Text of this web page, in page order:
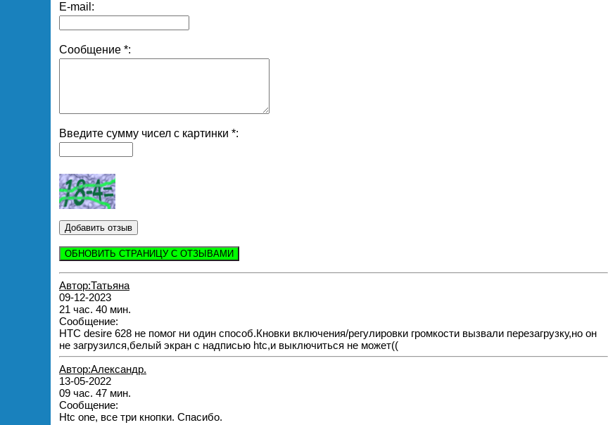
E-mail:
Сообщение *:
Введите сумму чисел с картинки *:
ОБНОВИТЬ СТРАНИЦУ С ОТЗЫВАМИ
Автор:Татьяна
09-12-2023
21 час. 40 мин.
Сообщение:
HTC desire 628 не помог ни один способ.Кновки включения/регулировки громкости вызвали перезагрузку,но он
не загрузился,белый экран с надписью htc,и выключиться не может((
Автор:Александр.
13-05-2022
09 час. 47 мин.
Сообщение:
Htc one, все три кнопки. Спасибо.